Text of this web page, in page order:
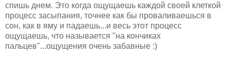
спишь днем. Это когда ощущаешь каждой своей клеткой
процесс засыпания, точнее как бы проваливаешься в
сон, как в яму и падаешь...и весь этот процесс
ощущаешь, что называется "на кончиках
пальцев"...ощущения очень забавные :)